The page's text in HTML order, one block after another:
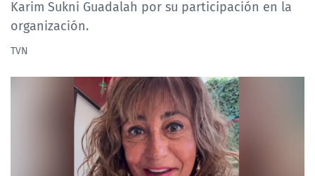
TVN PLAY
PROGRAMAS
TELESERIES
ACTUALIDAD Y TENDENCIAS
Karim Sukni Guadalah por su participación en la
organización.
TVN